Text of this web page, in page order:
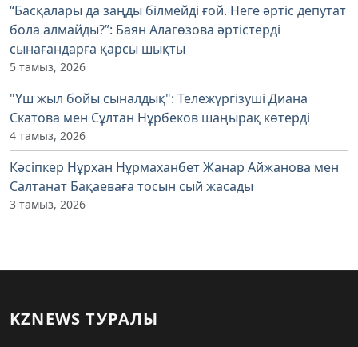
“Басқалары да заңды білмейді ғой. Неге әртіс депутат
бола алмайды?”: Баян Алагөзова әртістерді
сынағандарға қарсы шықты
5 тамыз, 2026
"Үш жыл бойы сыналдық": Тележүргізуші Диана
Скатова мен Сұлтан Нұрбеков шаңырақ көтерді
4 тамыз, 2026
Кәсіпкер Нұрхан Нұрмаханбет Жанар Айжанова мен
Салтанат Бақаеваға тосын сый жасады
3 тамыз, 2026
KZNEWS ТУРАЛЫ